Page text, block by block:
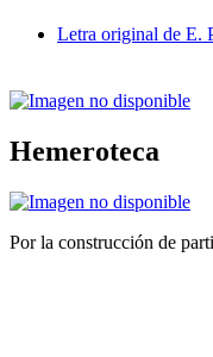
Letra original de E.
Hemeroteca
Por la construcción de